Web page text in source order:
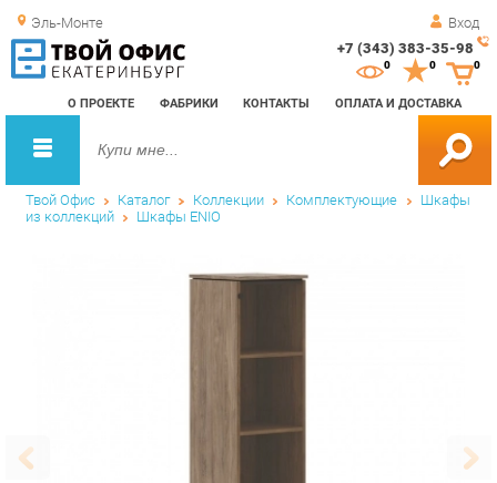
Эль-Монте Вход
+7 (343) 383-35-98
О ПРОЕКТЕ ФАБРИКИ КОНТАКТЫ ОПЛАТА И ДОСТАВКА
0 0
Твой Офис Каталог Коллекции Комплектующие Шкафы
из коллекций Шкафы ENIO